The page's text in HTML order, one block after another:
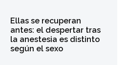
Ellas se recuperan
antes: el despertar tras
la anestesia es distinto
según el sexo